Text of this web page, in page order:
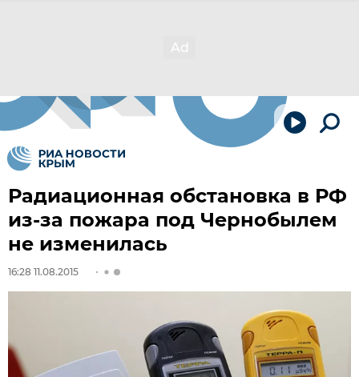
Радиационная обстановка в РФ
из-за пожара под Чернобылем
не изменилась
16:28 11.08.2015